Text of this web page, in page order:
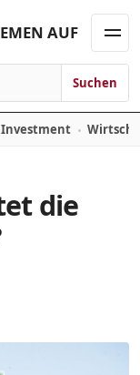
AUF
Suchen
Investment
die